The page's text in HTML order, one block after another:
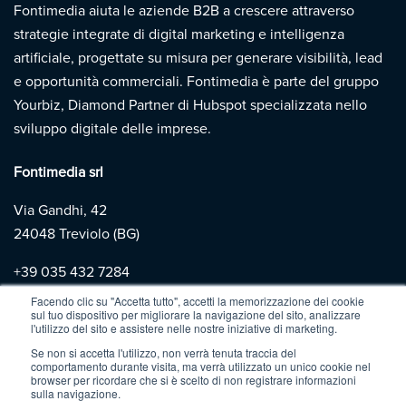
Facendo clic su "Accetta tutto", accetti la memorizzazione dei cookie
sul tuo dispositivo per migliorare la navigazione del sito, analizzare
l'utilizzo del sito e assistere nelle nostre iniziative di marketing.
Se non si accetta l'utilizzo, non verrà tenuta traccia del
comportamento durante visita, ma verrà utilizzato un unico cookie nel
browser per ricordare che si è scelto di non registrare informazioni
sulla navigazione.
Fontimedia aiuta le aziende B2B a crescere attraverso
strategie integrate di digital marketing e intelligenza
artificiale, progettate su misura per generare visibilità, lead
e opportunità commerciali. Fontimedia è parte del gruppo
Yourbiz, Diamond Partner di Hubspot specializzata nello
sviluppo digitale delle imprese.
Fontimedia srl
Via Gandhi, 42
24048 Treviolo (BG)
+39 035 432 7284
Copyright 2026 | Fontimedia |P.IVA: 03997730167 |
Policy|Cookie Policy